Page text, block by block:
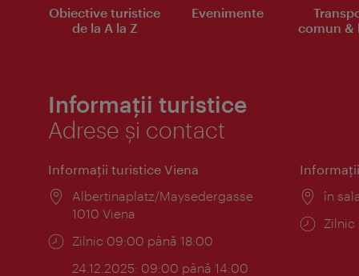
Obiective turistice
de la A la Z
Evenimente
comun &
Informații turistice
Adrese și contact
Informaţii turistice Viena
Locul:
Albertinaplatz/Maysedergasse
1010 Viena
Program:
Zilnic 09:00 până 18:00
24.12.2025: 09:00 până 14:00
Locul:
în